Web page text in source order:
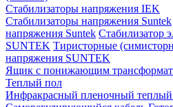
Стабилизаторы напряжения IEK
Стабилизаторы напряжения Suntek
напряжения Suntek Стабилизатор
SUNTEK Тиристорные
напряжения SUNTEK
Ящик с понижающим
Теплый пол
Инфракрасный пленочный